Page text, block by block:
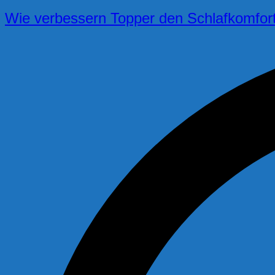
Wie verbessern Topper den